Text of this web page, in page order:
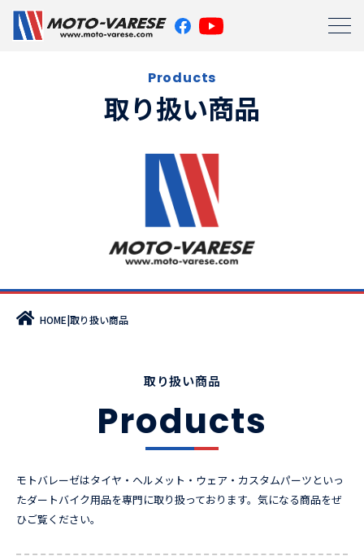
Products
取り扱い商品
HOME|取り扱い商品
取り扱い商品
Products
モトバレーゼはタイヤ・ヘルメット・ウェア・カスタムパーツといっ
たダートバイク用品を専門に取り扱っております。気になる商品をぜ
ひご覧ください。